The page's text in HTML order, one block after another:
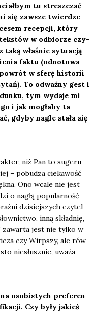
tu stresz­czać
się zawsze twier­dze­
recep­cji, któ­ry
w odbio­rze czy­
wła­śnie sytu­acją
fak­tu (odno­to­wa­
powrót w sfe­rę histo­rii
To odważ­ny gest i
tym wyda­je mi
i jak mogła­by ta
gdy­by nagle sta­ła się
niż Pan to suge­ru­
– pobu­dza cie­ka­wość
Ono wca­le nie jest
o nagłą popu­lar­ność –
dzi­siej­szych czy­tel­
inną skład­nię,
zawar­ta jest nie tyl­ko w
czy Wirp­szy, ale rów­
nie­słusz­nie, uwa­ża­
oso­bi­stych pre­fe­ren­
Czy były jakieś